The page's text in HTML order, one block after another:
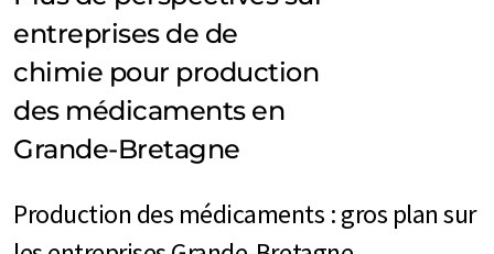
entreprises de de
chimie pour production
des médicaments en
Grande-Bretagne
Production des médicaments : gros plan sur